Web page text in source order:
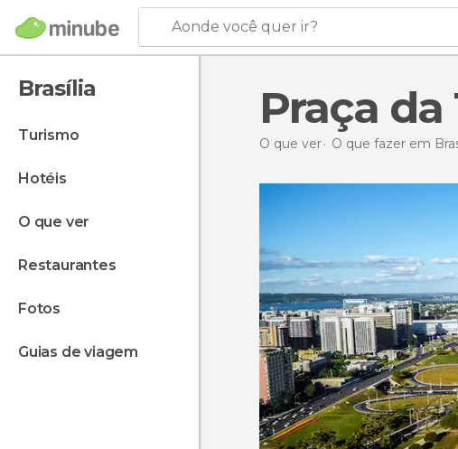
Aonde você quer ir?
Brasília
turismo
hotéis
o que ver
restaurantes
fotos
guias de viagem
Praça da
O que ver O que fazer em